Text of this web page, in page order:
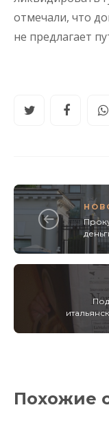
отмечали, что
не предлагает
Похожие